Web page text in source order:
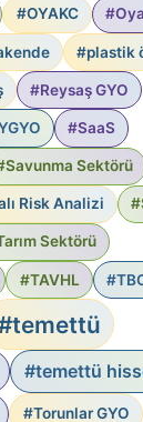
#OYAKC
#plastik
#Reysaş GYO
#SaaS
Sektörü
Risk Analizi
Sektörü
#TAVHL
#temettü
#Torunlar GYO